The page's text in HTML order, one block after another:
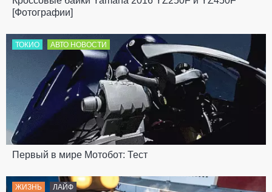
[Фотографии]
ТОКИО АВТО НОВОСТИ
Первый в мире Мотобот: Тест
ЖИЗНЬ ЛАЙФ